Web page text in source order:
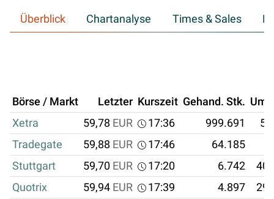
Überblick Chartanalyse Times & Sales
Börse / Markt Letzter Kurszeit Gehand. Stk.
Xetra
59,78 EUR 17:36 999.691
Tradegate
59,88 EUR 17:46 64.185
Stuttgart
59,70 EUR 17:20 6.742
Quotrix
59,94 EUR 17:39 4.897